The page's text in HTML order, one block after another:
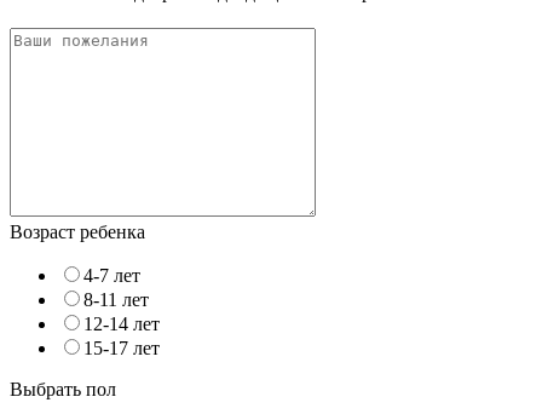
Возраст ребенка
4-7 лет
8-11 лет
12-14 лет
15-17 лет
Выбрать пол